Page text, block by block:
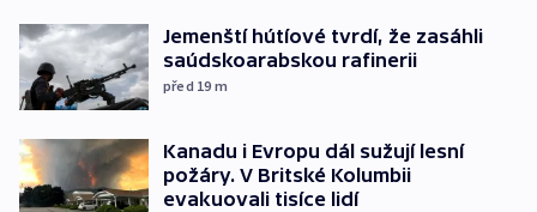
Jemenští hútíové tvrdí, že zasáhli
saúdskoarabskou rafinerii
před 19 m
Kanadu i Evropu dál sužují lesní
požáry. V Britské Kolumbii
evakuovali tisíce lidí